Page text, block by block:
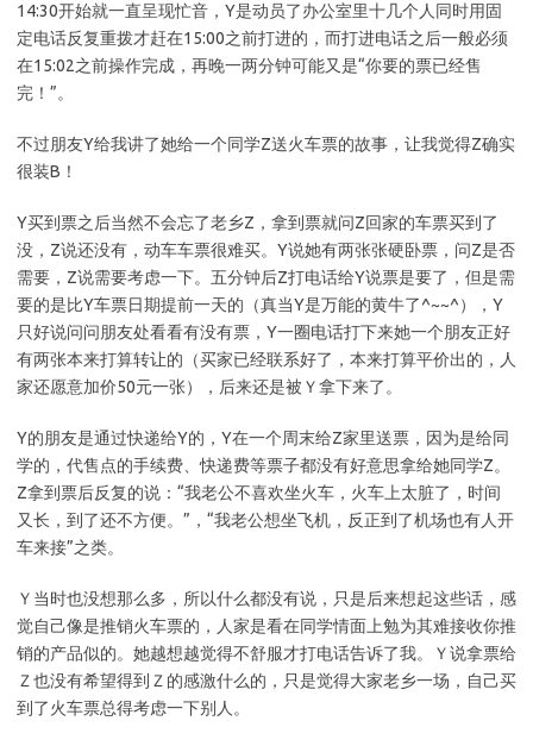
14:30开始就一直呈现忙音，Y是动员了办公室里十几个人同时用固
定电话反复重拨才赶在15:00之前打进的，而打进电话之后一般必须
在15:02之前操作完成，再晚一两分钟可能又是“你要的票已经售
完！”。
不过朋友Y给我讲了她给一个同学Z送火车票的故事，让我觉得Z确实
很装B！
Y买到票之后当然不会忘了老乡Z，拿到票就问Z回家的车票买到了
没，Z说还没有，动车车票很难买。Y说她有两张张硬卧票，问Z是否
需要，Z说需要考虑一下。五分钟后Z打电话给Y说票是要了，但是需
要的是比Y车票日期提前一天的（真当Y是万能的黄牛了^~~^），Y
只好说问问朋友处看看有没有票，Y一圈电话打下来她一个朋友正好
有两张本来打算转让的（买家已经联系好了，本来打算平价出的，人
家还愿意加价50元一张），后来还是被Ｙ拿下来了。
Y的朋友是通过快递给Y的，Y在一个周末给Z家里送票，因为是给同
学的，代售点的手续费、快递费等票子都没有好意思拿给她同学Z。
Z拿到票后反复的说：“我老公不喜欢坐火车，火车上太脏了，时间
又长，到了还不方便。”，“我老公想坐飞机，反正到了机场也有人开
车来接”之类。
Ｙ当时也没想那么多，所以什么都没有说，只是后来想起这些话，感
觉自己像是推销火车票的，人家是看在同学情面上勉为其难接收你推
销的产品似的。她越想越觉得不舒服才打电话告诉了我。Ｙ说拿票给
Ｚ也没有希望得到Ｚ的感激什么的，只是觉得大家老乡一场，自己买
到了火车票总得考虑一下别人。